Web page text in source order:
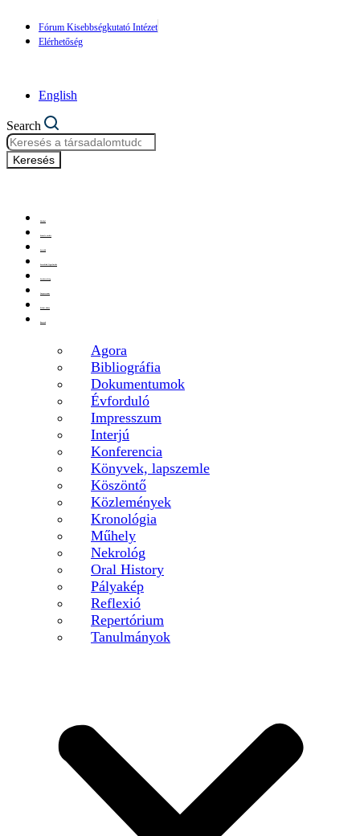
Fórum Kisebbségkutató Intézet
Elérhetőség
English
Search
Keresés
Agora
Bibliográfia
Dokumentumok
Évforduló
Impresszum
Interjú
Konferencia
Könyvek, lapszemle
Köszöntő
Közlemények
Kronológia
Műhely
Nekrológ
Oral History
Pályakép
Reflexió
Repertórium
Tanulmányok